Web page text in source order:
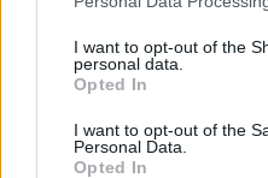
I want to opt-out of the
personal data.
Opted In
I want to opt-out of the
Personal Data.
Opted In
εγκληματικής